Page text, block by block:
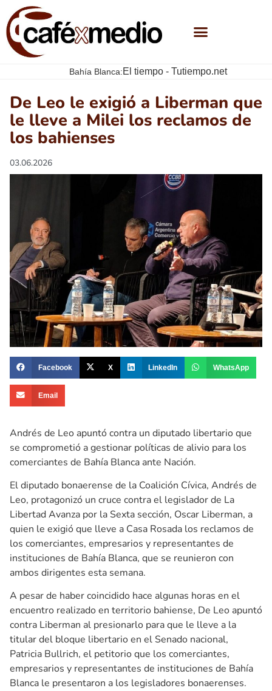
Bahía Blanca:El tiempo - Tutiempo.net
De Leo le exigió a Liberman que
le lleve a Milei los reclamos de
los bahienses
03.06.2026
Facebook X LinkedIn WhatsApp
Email
Andrés de Leo apuntó contra un diputado libertario que
se comprometió a gestionar políticas de alivio para los
comerciantes de Bahía Blanca ante Nación.
El diputado bonaerense de la Coalición Cívica, Andrés de
Leo, protagonizó un cruce contra el legislador de La
Libertad Avanza por la Sexta sección, Oscar Liberman, a
quien le exigió que lleve a Casa Rosada los reclamos de
los comerciantes, empresarios y representantes de
instituciones de Bahía Blanca, que se reunieron con
ambos dirigentes esta semana.
A pesar de haber coincidido hace algunas horas en el
encuentro realizado en territorio bahiense, De Leo apuntó
contra Liberman al presionarlo para que le lleve a la
titular del bloque libertario en el Senado nacional,
Patricia Bullrich, el petitorio que los comerciantes,
empresarios y representantes de instituciones de Bahía
Blanca le presentaron a los legisladores bonaerenses.